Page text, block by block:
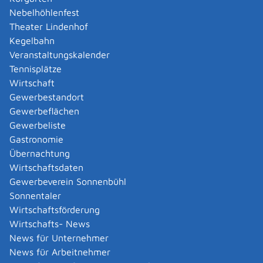
Nebelhöhlenfest
Theater Lindenhof
Kegelbahn
Veranstaltungskalender
Tennisplätze
Wirtschaft
Gewerbestandort
Gewerbeflächen
Gewerbeliste
Gastronomie
Übernachtung
Wirtschaftsdaten
Gewerbeverein Sonnenbühl
Sonnentaler
Wirtschaftsförderung
Wirtschafts- News
News für Unternehmer
News für Arbeitnehmer
Kosten
Keine
Bearbeitungsdauer
In der Regel 1 bis 4 Wochen.
Hinweise
Keine
Vertiefende Informationen
Informationen auf der Seite des Bundesamt für
Verbraucherschutz und Lebensmittelsicherheit
FAQ-Übersicht
Rechtsgrundlage
Tabakerzeugnisgesetz
Freigabevermerk